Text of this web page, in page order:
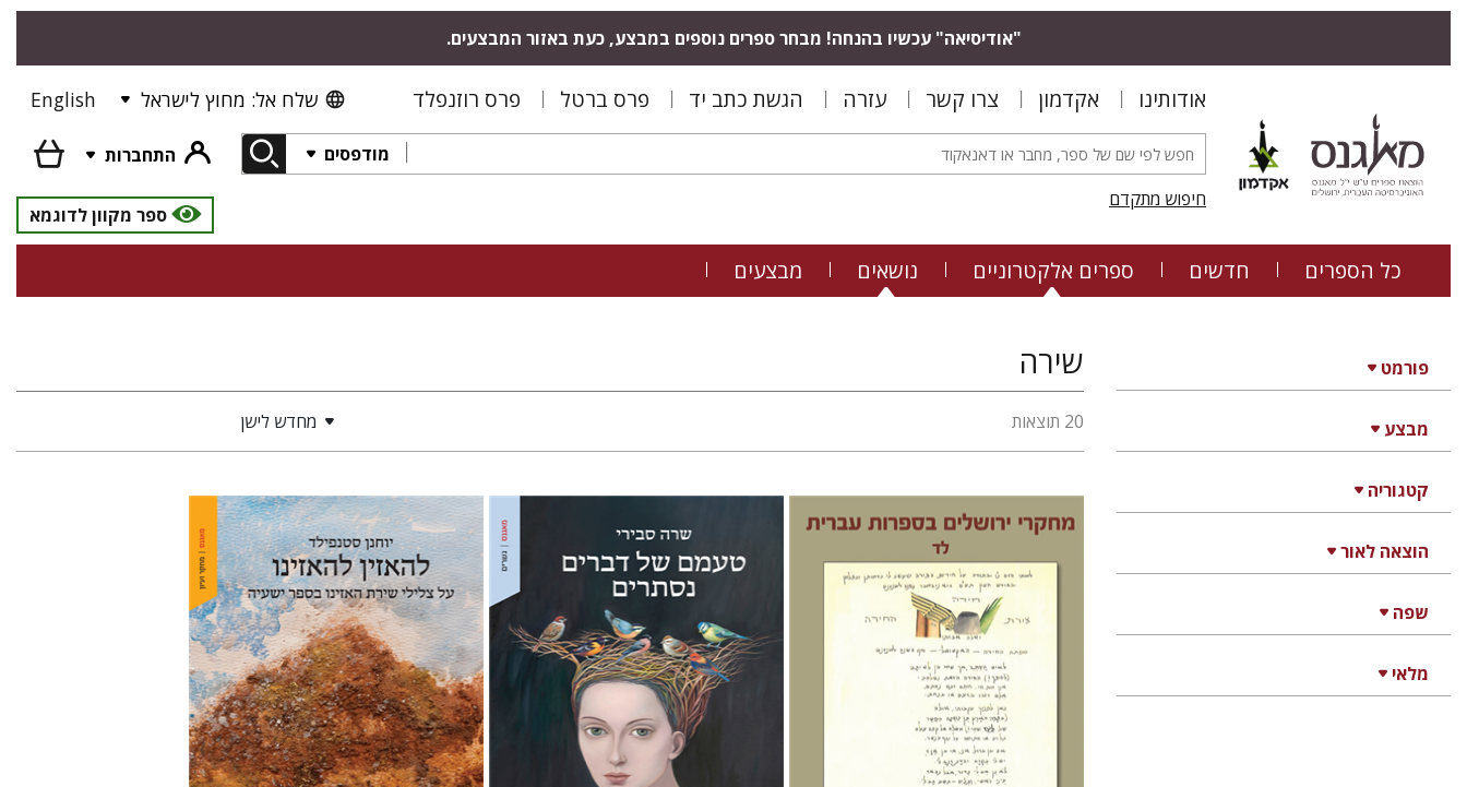
"אודיסיאה" עכשיו בהנחה! מבחר ספרים נוספים במבצע, כעת באזור המבצעים.
אודותינו אקדמון צרו קשר עזרה הגשת כתב יד פרס ברטל פרס רוזנפלד שלח אל: מחוץ לישראל English
מודפסים
התחברות
חיפוש מתקדם
ספר מקוון לדוגמא
כל הספרים חדשים ספרים אלקטרוניים נושאים מבצעים
פורמט
מבצע
קטגוריה
הוצאה לאור
שפה
מלאי
שירה
20 תוצאות מחדש לישן
תמר ס' הס
שרה סבירי
יוחנן סטנפילד